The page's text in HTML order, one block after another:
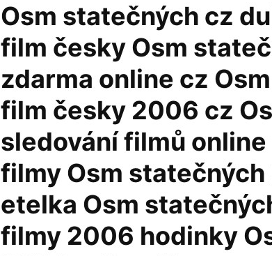
Osm statečných cz
film česky Osm
zdarma online cz
film česky 2006 cz
sledování filmů
filmy Osm
etelka Osm
filmy 2006 hodinky